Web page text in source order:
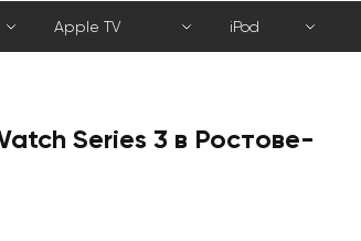
Apple TV iPod
Series 3 в Ростове-